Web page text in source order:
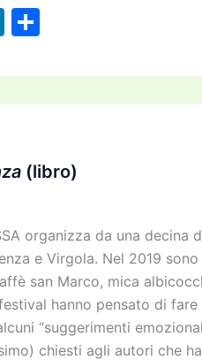
Li
k
e
n
n
di
di
(libro)
organizza da una decina
e Virgola. Nel 2019
san Marco, mica
hanno pensato di
“suggerimenti
chiesti agli autori che